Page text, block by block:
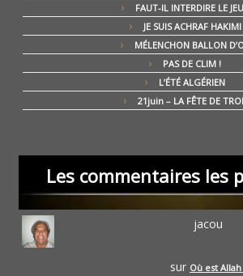
FAUT-IL INTERDIRE LE
JE SUIS ACHRAF HAKIMI
MÉLENCHON BALLON
PAS DE CLIM !
L’ÉTÉ ALGÉRIEN
21juin – LA FÊTE DE
Les commentaires les
jacou
sur Où est Allah